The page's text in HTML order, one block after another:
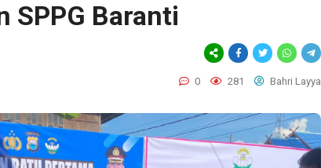
SPPG Baranti
0 281 Bahri Layya